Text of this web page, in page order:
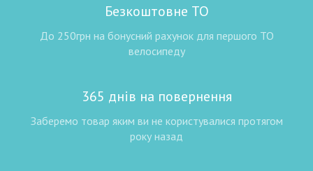
Безкоштовне ТО
До 250грн на бонусний рахунок для першого ТО
велосипеду
365 днів на повернення
Заберемо товар яким ви не користувалися протягом
року назад